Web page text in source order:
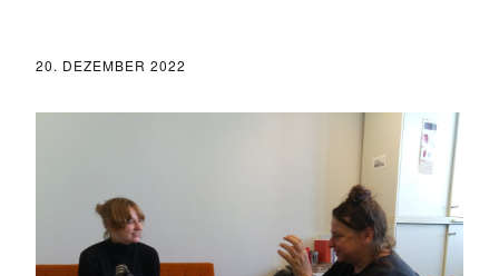
20. DEZEMBER 2022